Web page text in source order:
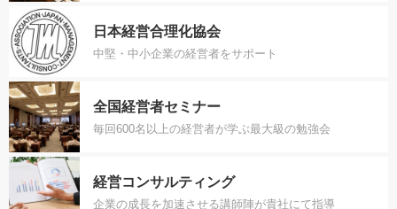
日本経営合理化協会
中堅・中小企業の経営者をサポート
全国経営者セミナー
毎回600名以上の経営者が学ぶ最大級の勉強会
経営コンサルティング
企業の成長を加速させる講師陣が貴社にて指導